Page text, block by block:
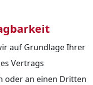
auf Grundlage Ihrer
Vertrags
oder an einen Dritten